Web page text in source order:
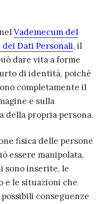
Vademecum del
Dati Personali, il
dare vita a forme
di identità, poiché
completamente il
e sulla
della propria persona.
fisica delle persone
essere manipolata,
sono inserite, le
e le situazioni che
conseguenze